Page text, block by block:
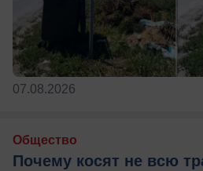
07.08.2026
Общество
Почему косят не всю